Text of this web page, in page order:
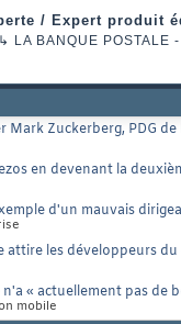
/ Expert produit
↳ LA BANQUE POSTALE
Zuckerberg, PDG
en devenant la
d'un mauvais
attire les développeurs
« actuellement pas de
mobile